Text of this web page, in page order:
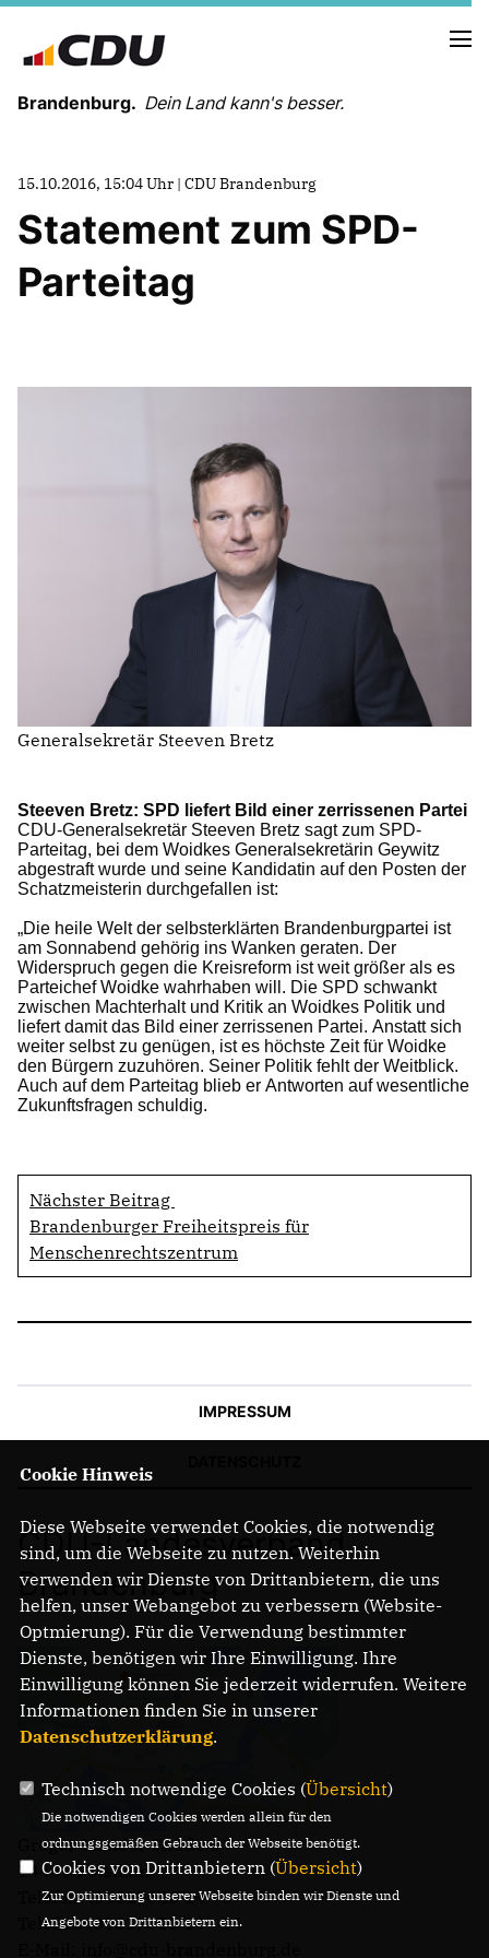
Brandenburg. Dein Land kann's besser.
MELDUNGEN
LANDESVORSTAND
LANDESGESCHÄFTSSTELLE
PARTEIGESCHICHTE
PARTEIGERICHT
IM LANDTAG
IN DER LANDESREGIERUNG
IM BUNDESTAG
IM EUROPÄISCHEN PARLAMENT
NEWSLETTER ABONNIEREN
BILDER
75 JAHRE CDU BRANDENBURG
PRESSE
SPENDEN
Mitglied werden
15.10.2016, 15:04 Uhr | CDU Brandenburg
Statement zum SPD-
Parteitag
Steeven Bretz: SPD liefert Bild einer zerrissenen Partei
CDU-Generalsekretär Steeven Bretz sagt zum SPD-
Parteitag, bei dem Woidkes Generalsekretärin Geywitz
abgestraft wurde und seine Kandidatin auf den Posten der
Schatzmeisterin durchgefallen ist:
Die heile Welt der selbsterklärten Brandenburgpartei ist
am Sonnabend gehörig ins Wanken geraten. Der
Widerspruch gegen die Kreisreform ist weit größer als es
Parteichef Woidke wahrhaben will. Die SPD schwankt
zwischen Machterhalt und Kritik an Woidkes Politik und
liefert damit das Bild einer zerrissenen Partei. Anstatt sich
weiter selbst zu genügen, ist es höchste Zeit für Woidke
den Bürgern zuzuhören. Seiner Politik fehlt der Weitblick.
Auch auf dem Parteitag blieb er Antworten auf wesentliche
Zukunftsfragen schuldig.
Nächster Beitrag
Brandenburger Freiheitspreis für
Menschenrechtszentrum
Generalsekretär Steeven Bretz
IMPRESSUM
CDU-Landesverband
Brandenburg
Gregor-Mendel-Straße 3
14469 Potsdam
Telefon: (0331) 620 14 - 0
Telefax: (0331) 620 14 - 14
Cookie Hinweis
Diese Webseite verwendet Cookies, die notwendig
sind, um die Webseite zu nutzen. Weiterhin
verwenden wir Dienste von Drittanbietern, die uns
helfen, unser Webangebot zu verbessern (Website-
Optmierung). Für die Verwendung bestimmter
Dienste, benötigen wir Ihre Einwilligung. Ihre
Einwilligung können Sie jederzeit widerrufen. Weitere
Informationen finden Sie in unserer
Datenschutzerklärung.
Technisch notwendige Cookies (Übersicht)
Die notwendigen Cookies werden allein für den
ordnungsgemäßen Gebrauch der Webseite benötigt.
Cookies von Drittanbietern (Übersicht)
Zur Optimierung unserer Webseite binden wir Dienste und
Angebote von Drittanbietern ein.